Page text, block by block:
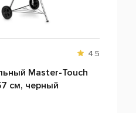
4.5
Master-Touch
см, черный